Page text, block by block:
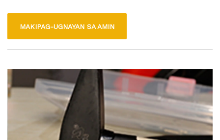
aming mga chisels ng kahoy, maaari kang gumawa ng mga
Ang mga pait ay perpekto para sa larawang inukit, sculpting,
at nagtatrabaho sa luad at iba pang mga materyales.
MAKIPAG-UGNAYAN SA AMIN